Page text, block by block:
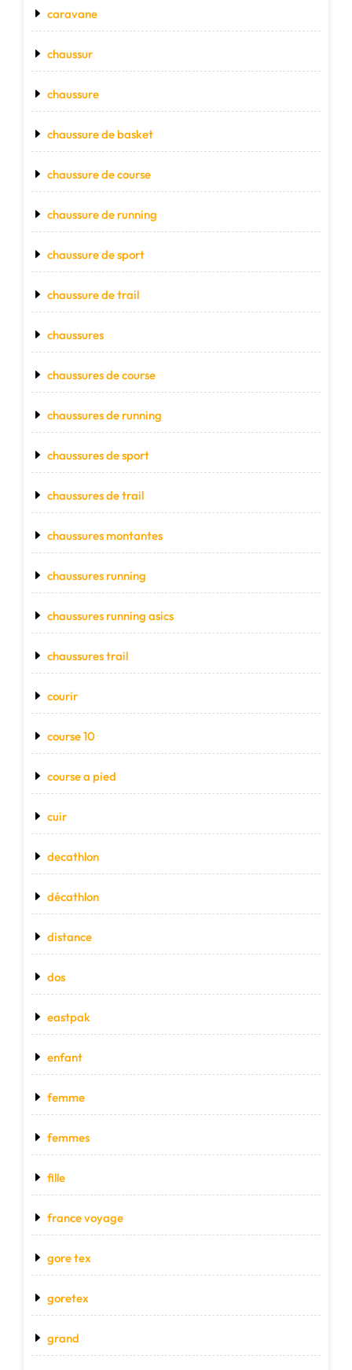
caravane
chaussur
chaussure
chaussure de basket
chaussure de course
chaussure de running
chaussure de sport
chaussure de trail
chaussures
chaussures de course
chaussures de running
chaussures de sport
chaussures de trail
chaussures montantes
chaussures running
chaussures running asics
chaussures trail
courir
course 10
course a pied
cuir
decathlon
décathlon
distance
dos
eastpak
enfant
femme
femmes
fille
france voyage
gore tex
goretex
grand